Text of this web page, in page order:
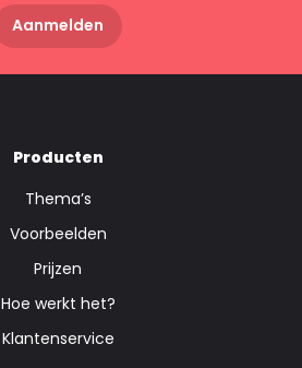
Aanmelden
Producten
Thema’s
Voorbeelden
Prijzen
Hoe werkt het?
Klantenservice